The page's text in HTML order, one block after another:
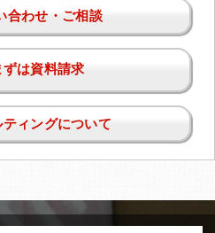
合わせ・ご相談
は資料請求
ィングについて